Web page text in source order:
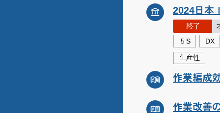
2024日本
終了
５S DX
生産性
作業編成
作業改善